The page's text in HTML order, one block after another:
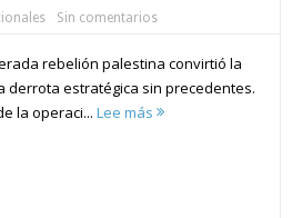
Sin comentarios
rebelión palestina convirtió la
derrota estratégica sin precedentes.
la operaci... Lee más